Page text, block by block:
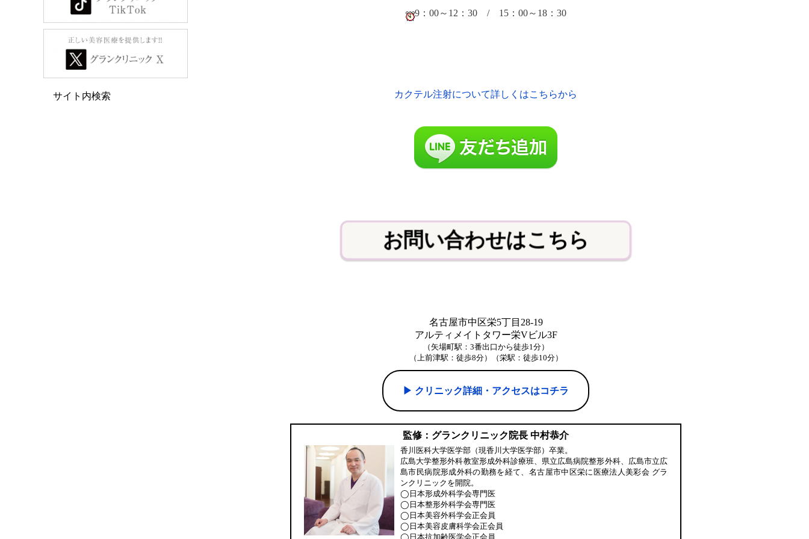
9：00～12：30 / 15：00～18：30
カクテル注射について詳しくはこちらから
お問い合わせはこちら
名古屋市中区栄5丁目28-19
アルティメイトタワー栄Vビル3F
（矢場町駅：3番出口から徒歩1分）
（上前津駅：徒歩8分）（栄駅：徒歩10分）
▶︎ クリニック詳細・アクセスはコチラ
監修：グランクリニック院長 中村恭介
香川医科大学医学部（現香川大学医学部）卒業。
広島大学整形外科教室形成外科診療班、県立広島病院整形外科、広島市立広
島市民病院形成外科の勤務を経て、名古屋市中区栄に医療法人美彩会 グラ
ンクリニックを開院。
◯日本形成外科学会専門医
◯日本整形外科学会専門医
◯日本美容外科学会正会員
◯日本美容皮膚科学会正会員
◯日本抗加齢医学会正会員
サイト内検索